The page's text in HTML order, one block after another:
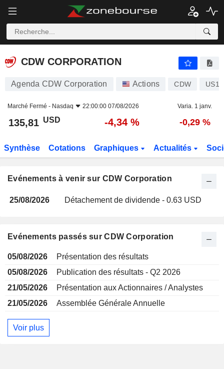
CDW CORPORATION
CDW CORPORATION
Agenda CDW Corporation Actions CDW
Marché Fermé - Nasdaq 22:00:00 07/08/2026 Varia. 1 janv.
135,81 USD -4,34 % -0,29 %
Synthèse Cotations Graphiques Actualités
Evénements à venir sur CDW Corporation
25/08/2026 Détachement de dividende - 0.63 USD
Evénements passés sur CDW Corporation
05/08/2026
Présentation des résultats
05/08/2026
Publication des résultats - Q2 2026
21/05/2026
Présentation aux Actionnaires / Analystes
21/05/2026
Assemblée Générale Annuelle
Voir plus